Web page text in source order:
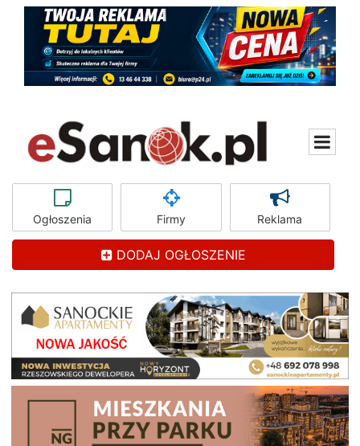
Ogłoszenia Firmy Reklama
DODAJ OGŁOSZENIE